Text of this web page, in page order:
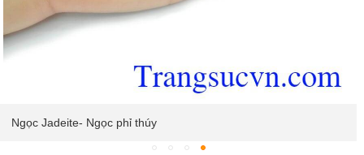
Ngọc Jadeite- Ngọc phỉ thúy